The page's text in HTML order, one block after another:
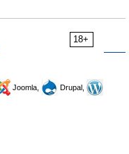
18+
Joomla,
Drupal,